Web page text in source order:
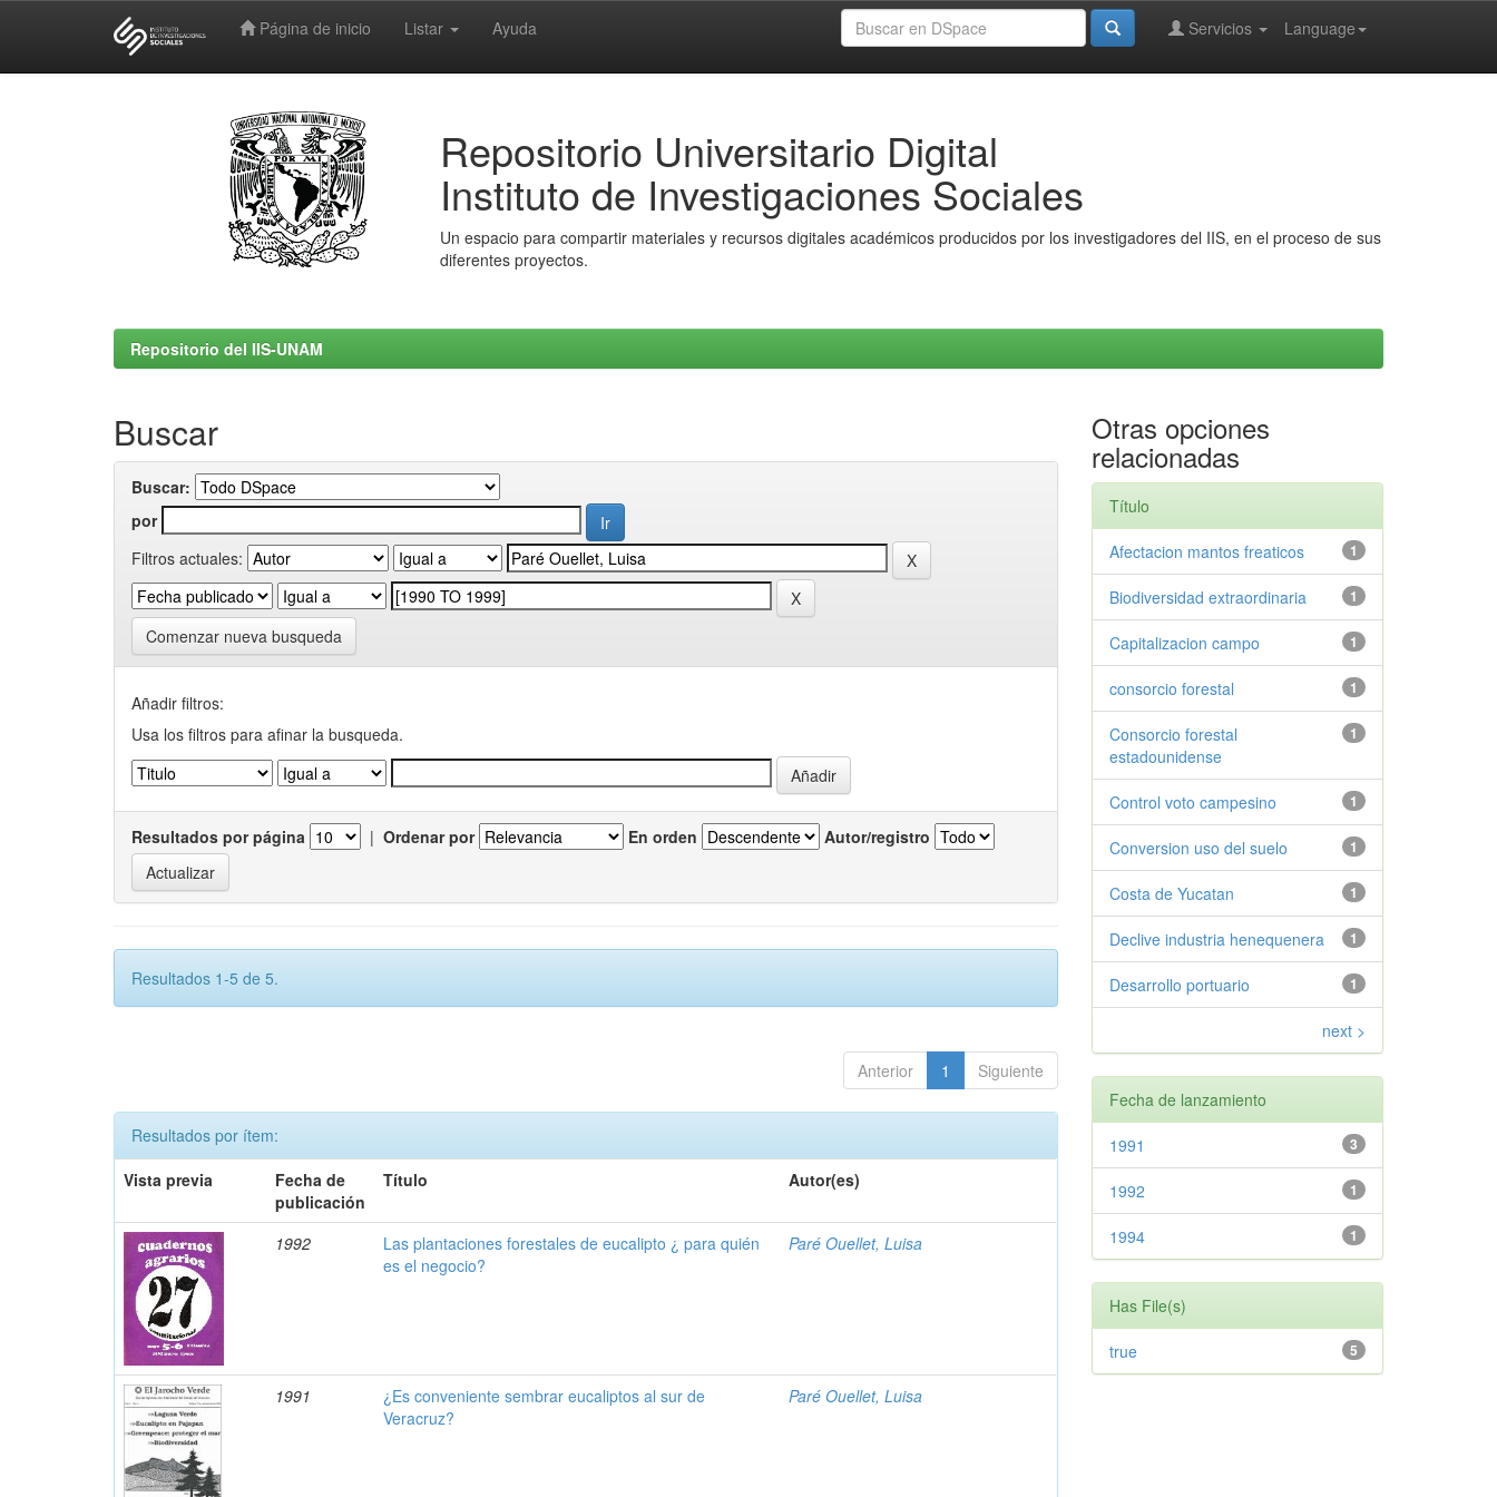
Página de inicio Listar Ayuda Language
Servicios
Repositorio Universitario Digital
Instituto de Investigaciones Sociales
Un espacio para compartir materiales y recursos digitales académicos producidos por los investigadores del IIS, en el proceso de sus
diferentes proyectos.
Repositorio del IIS-UNAM
Buscar
Buscar:
por
Filtros actuales:
Comenzar nueva busqueda
Añadir filtros:
Usa los filtros para afinar la busqueda.
Resultados por página | Ordenar por En orden Autor/registro
Resultados 1-5 de 5.
Anterior 1 Siguiente
Resultados por ítem:
Vista previa
Fecha de
publicación
Título Autor(es)
1992
Las plantaciones forestales de eucalipto ¿ para quién
es el negocio?
Paré Ouellet, Luisa
1991
¿Es conveniente sembrar eucaliptos al sur de
Veracruz?
Paré Ouellet, Luisa
Otras opciones
relacionadas
Título
1
Afectacion mantos freaticos
1
Biodiversidad extraordinaria
1
Capitalizacion campo
1
consorcio forestal
1
Consorcio forestal
estadounidense
1
Control voto campesino
1
Conversion uso del suelo
1
Costa de Yucatan
1
Declive industria henequenera
1
Desarrollo portuario
next >
Fecha de lanzamiento
3
1991
1
1992
1
1994
Has File(s)
5
true